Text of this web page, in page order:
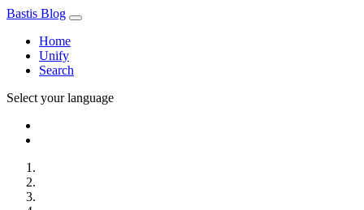
Bastis Blog
Home
Unify
Search
Select your language